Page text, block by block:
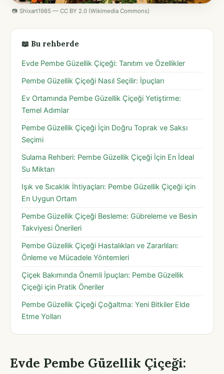
📷 Shixart1985 — CC BY 2.0 (Wikimedia Commons)
📖 Bu rehberde
Evde Pembe Güzellik Çiçeği: Tanıtım ve Özellikler
Pembe Güzellik Çiçeği Nasıl Seçilir: İpuçları
Ev Ortamında Pembe Güzellik Çiçeği Yetiştirme:
Temel Adımlar
Pembe Güzellik Çiçeği İçin Doğru Toprak ve Saksı
Seçimi
Sulama Rehberi: Pembe Güzellik Çiçeği İçin En İdeal
Su Miktarı
Işık ve Sıcaklık İhtiyaçları: Pembe Güzellik Çiçeği için
En Uygun Ortam
Pembe Güzellik Çiçeği Besleme: Gübreleme ve Besin
Takviyesi Önerileri
Pembe Güzellik Çiçeği Hastalıkları ve Zararlıları:
Önleme ve Mücadele Yöntemleri
Çiçek Bakımında Önemli İpuçları: Pembe Güzellik
Çiçeği için Pratik Öneriler
Pembe Güzellik Çiçeği Çoğaltma: Yeni Bitkiler Elde
Etme Yolları
Evde Pembe Güzellik Çiçeği: